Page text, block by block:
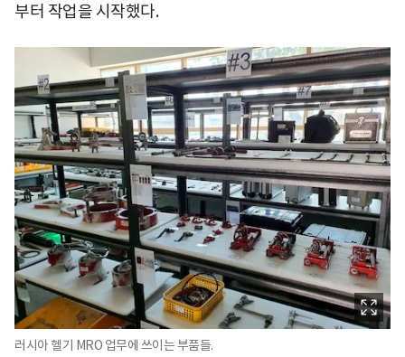
부터 작업을 시작했다.
러시아 헬기 MRO 업무에 쓰이는 부품들.